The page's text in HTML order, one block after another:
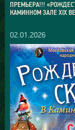
ПРЕМЬЕРА!!!
КАМИННОМ ЗАЛЕ XIX
02.01.2026